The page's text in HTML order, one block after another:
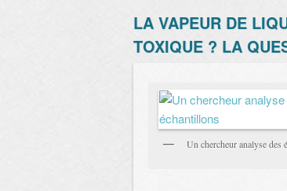
LA VAPEUR DE
TOXIQUE ? LA
Un chercheur analyse des